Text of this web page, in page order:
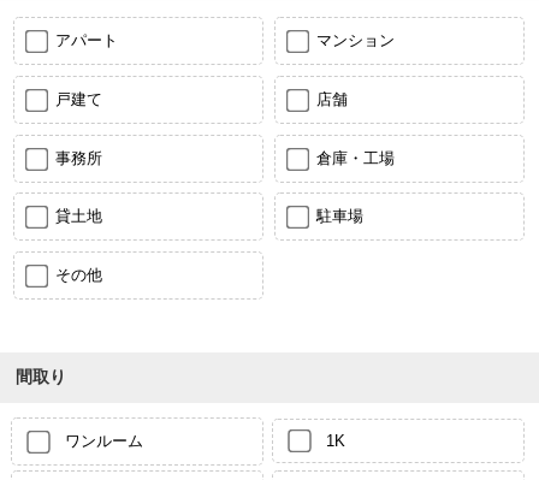
アパート マンション
戸建て 店舗
事務所 倉庫・工場
貸土地 駐車場
その他
間取り
ワンルーム 1K